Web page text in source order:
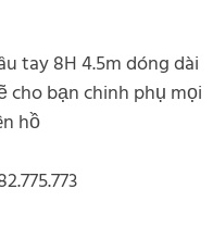
tay 8H 4.5m dóng dài
cho bạn chinh phụ mọi
hồ